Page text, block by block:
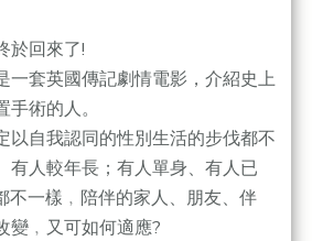
於回來了!
一套英國傳記劇情電影，介紹史上
術的人。
以自我認同的性別生活的步伐都不
有人較年長；有人單身、有人已
不一樣﹐陪伴的家人、朋友、伴
變﹐又可如何適應?